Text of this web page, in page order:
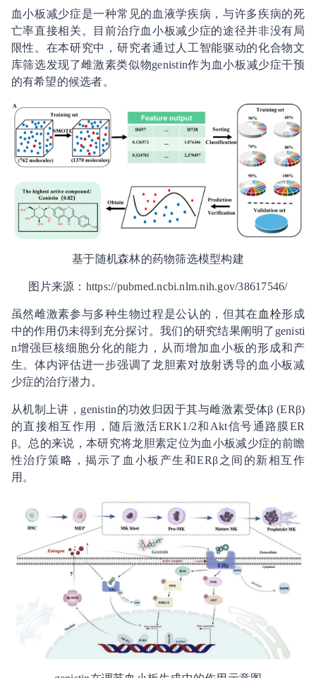
血小板减少症是一种常见的血液学疾病，与许多疾病的死
亡率直接相关。目前治疗血小板减少症的途径并非没有局
限性。在本研究中，研究者通过人工智能驱动的化合物文
库筛选发现了雌激素类似物genistin作为血小板减少症干预
的有希望的候选者。
基于随机森林的药物筛选模型构建
图片来源：https://pubmed.ncbi.nlm.nih.gov/38617546/
虽然雌激素参与多种生物过程是公认的，但其在 血栓形成
中的作用仍未得到充分探讨。我们的研究结果阐明了genisti
n增强巨核细胞分化的能力，从而增加血小板的形成和产
生。体内评估进一步强调了龙胆素对放射诱导的血小板减
少症的治疗潜力。
从机制上讲，genistin的功效归因于其与雌激素受体β (ERβ)
的直接相互作用，随后激活ERK1/2和Akt信号通路膜ER
β。总的来说，本研究将龙胆素定位为血小板减少症的前瞻
性治疗策略，揭示了血小板产生和ERβ之间的新相互作
用。